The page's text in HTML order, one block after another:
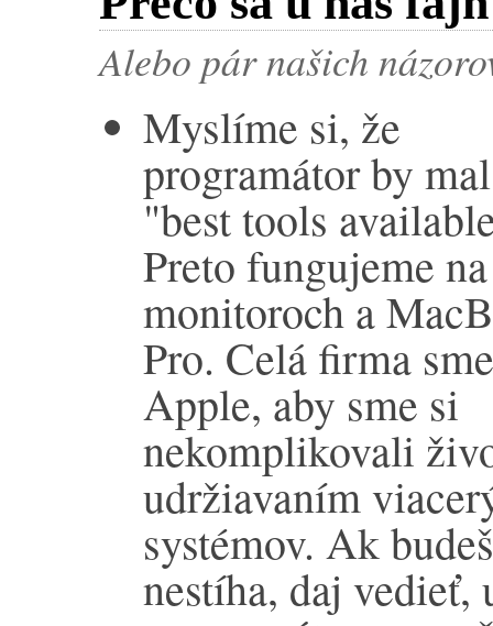
Alebo pár našich
Myslíme si, že
programátor by
"best tools
Preto fungujeme
monitoroch a
Pro. Celá firma
Apple, aby sme si
nekomplikovali
udržiavaním
systémov. Ak
nestíha, daj vedieť,